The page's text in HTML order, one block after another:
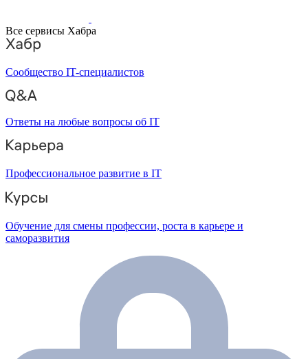
Все сервисы Хабра
Сообщество IT-специалистов
Ответы на любые вопросы об IT
Профессиональное развитие в IT
Обучение для смены профессии, роста в карьере и
саморазвития